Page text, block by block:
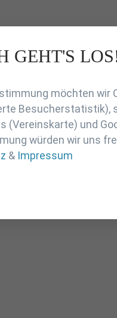
GEHT'S
möchten wir
Besucherstatistik),
(Vereinskarte) und
würden wir uns
& Impressum